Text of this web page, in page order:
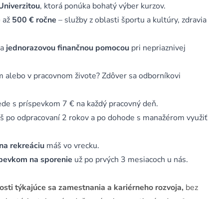
, ktorá ponúka bohatý výber kurzov.
500 € ročne – služby z oblasti športu a kultúry, zdravia
jednorazovou finančnou pomocou pri nepriaznivej
alebo v pracovnom živote? Zdôver sa odborníkovi
s príspevkom 7 € na každý pracovný deň.
po odpracovaní 2 rokov a po dohode s manažérom využiť
rekreáciu máš vo vrecku.
na sporenie už po prvých 3 mesiacoch u nás.
týkajúce sa zamestnania a kariérneho rozvoja, bez